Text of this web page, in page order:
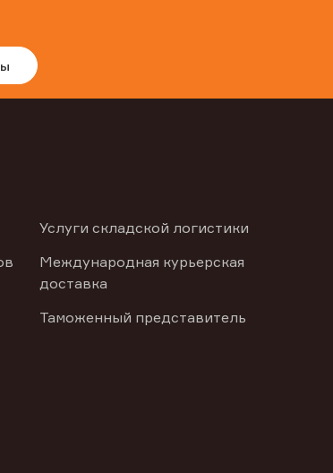
Услуги складской логистики
Международная курьерская
доставка
Таможенный представитель